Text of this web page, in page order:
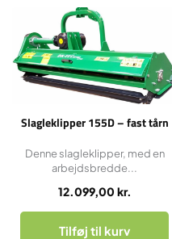
Slagleklipper 155D – fast tårn
12.099,00 kr.
Denne slagleklipper, med en
arbejdsbredde...
Tilføj til kurv